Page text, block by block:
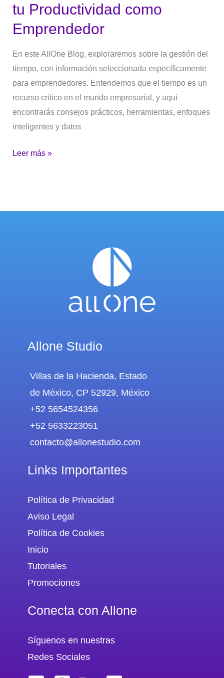
tu Productividad como
Emprendedor
En este AllOne Blog, exploraremos sobre la gestión del
tiempo, con información seleccionada específicamente
para emprendedores. Entendemos que el tiempo es un
recurso crítico en el mundo empresarial, y aquí
encontrarás consejos prácticos, herramientas, enfoques
inteligentes y datos
Leer más »
Allone Studio
Villas de la Hacienda, Estado
de México, CP 52929, México
+52 5654524356
+52 5633223051
contacto@allonestudio.com
Links Importantes
Política de Privacidad
Aviso Legal
Política de Cookies
Inicio
Tutoriales
Promociones
Conecta con Allone
Síguenos en nuestras
Redes Sociales